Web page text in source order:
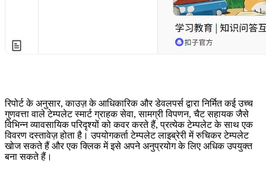
रिपोर्ट के अनुसार, काउज़ के आधिकारिक और डेवलपर्स द्वारा निर्मित कई उच्च
गुणवत्ता वाले टेम्पलेट स्मार्ट ग्राहक सेवा, सामग्री विपणन, चैट सहायक जैसे
विभिन्न व्यावसायिक परिदृश्यों को कवर करते हैं, प्रत्येक टेम्पलेट के साथ एक
विवरण दस्तावेज़ होता है। उपयोगकर्ता टेम्पलेट लाइब्रेरी में रुचिकर टेम्पलेट
खोज सकते हैं और एक क्लिक में इसे अपने अनुप्रयोग के लिए अधिक उपयुक्त
बना सकते हैं।